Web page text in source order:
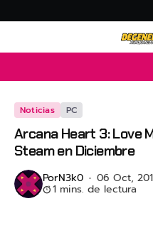
Noticias PC
Arcana Heart 3: Love
Steam en Diciembre
PorN3k0 06 Oct,
1 mins. de lectura